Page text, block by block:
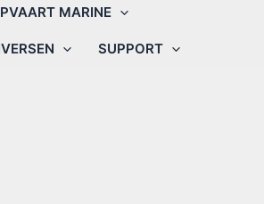
MARINE
SUPPORT